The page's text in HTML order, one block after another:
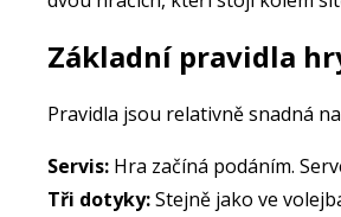
Základní pravidla
Pravidla jsou relativně snadná
Servis: Hra začíná podáním.
Tři dotyky:Stejně jako ve